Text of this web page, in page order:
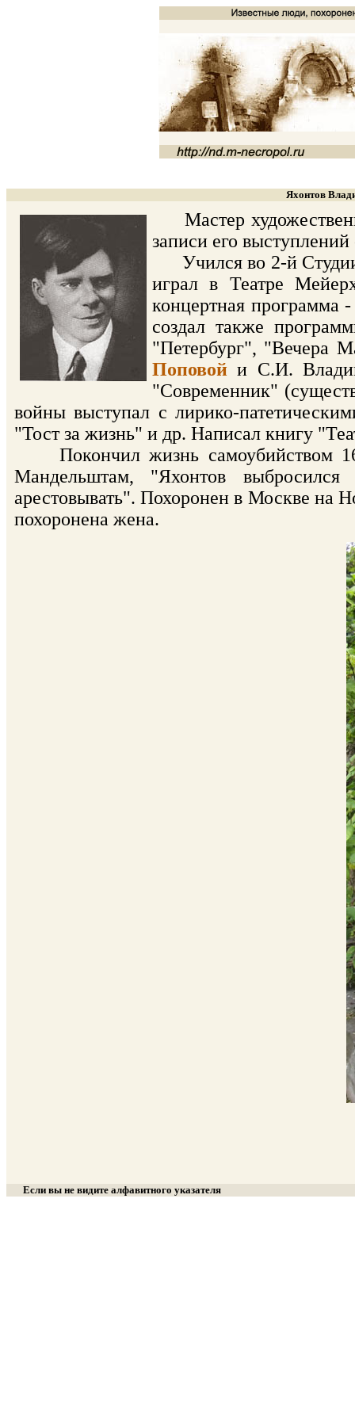
Яхонтов
Мастер
записи его
Учился во 2-й Студии
играл в Театре
концертная программа
создал также
"Петербург", "Вечера
Поповой и С.И.
"Современник"
войны выступал с лирико-
"Тост за жизнь" и др. Написал книгу
Покончил жизнь самоубийством
Мандельштам, "Яхонтов
арестовывать". Похоронен в Москве на
похоронена жена.
Если вы не видите алфавитного указателя